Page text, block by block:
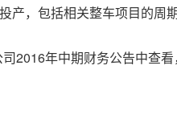
产，包括相关整车项目的周期
2016年中期财务公告中查